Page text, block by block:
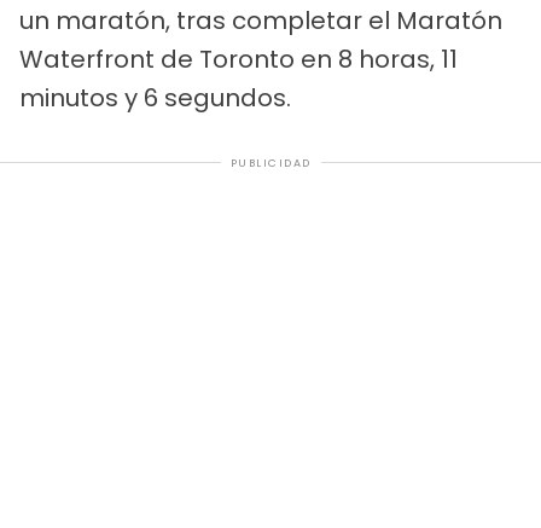
un maratón, tras completar el Maratón
Waterfront de Toronto en 8 horas, 11
minutos y 6 segundos.
PUBLICIDAD